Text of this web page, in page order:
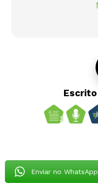
Enviar no WhatsApp